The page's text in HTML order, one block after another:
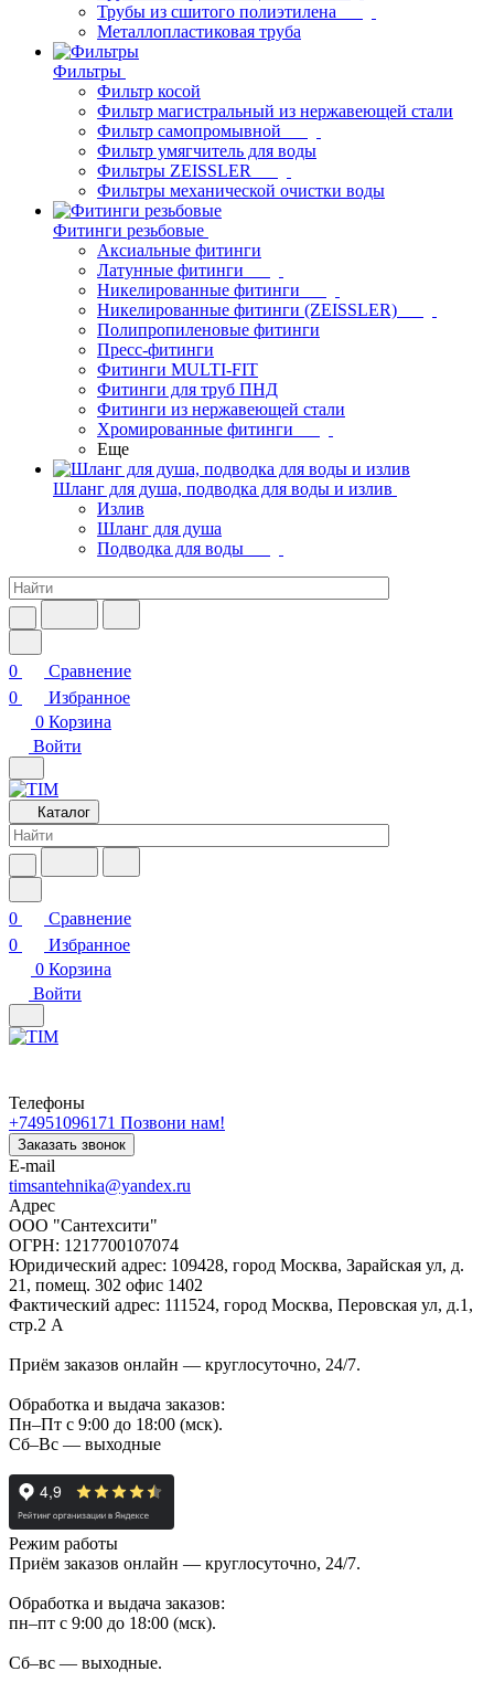
Трубы из сшитого полиэтилена
Металлопластиковая труба
Фильтры
Фильтр косой
Фильтр магистральный из нержавеющей стали
Фильтр самопромывной
Фильтр умягчитель для воды
Фильтры ZEISSLER
Фильтры механической очистки воды
Фитинги резьбовые
Аксиальные фитинги
Латунные фитинги
Никелированные фитинги
Никелированные фитинги (ZEISSLER)
Полипропиленовые фитинги
Пресс-фитинги
Фитинги MULTI-FIT
Фитинги для труб ПНД
Фитинги из нержавеющей стали
Хромированные фитинги
Еще
Шланг для душа, подводка для воды и излив
Излив
Шланг для душа
Подводка для воды
0
Сравнение
0
Избранное
0 Корзина
Войти
Каталог
0
Сравнение
0
Избранное
0 Корзина
Войти
Телефоны
+74951096171 Позвони нам!
Заказать звонок
E-mail
timsantehnika@yandex.ru
Адрес
ООО "Сантехсити"
ОГРН: 1217700107074
Юридический адрес: 109428, город Москва, Зарайская ул, д.
21, помещ. 302 офис 1402
Фактический адрес: 111524, город Москва, Перовская ул, д.1,
стр.2 А
Приём заказов онлайн — круглосуточно, 24/7.
Обработка и выдача заказов:
Пн–Пт с 9:00 до 18:00 (мск).
Сб–Вс — выходные
Режим работы
Приём заказов онлайн — круглосуточно, 24/7.
Обработка и выдача заказов:
пн–пт с 9:00 до 18:00 (мск).
Сб–вс — выходные.